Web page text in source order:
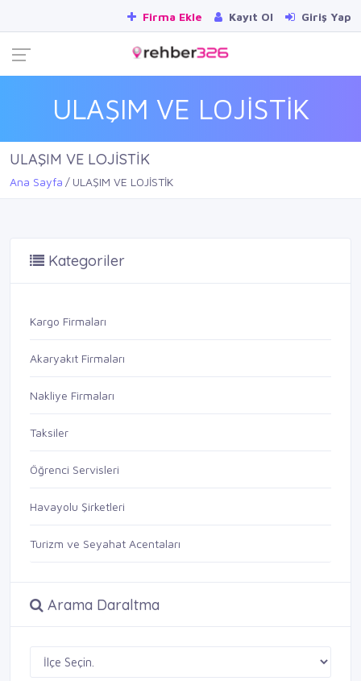
Firma Ekle Kayıt Ol Giriş Yap
ULAŞIM VE LOJİSTİK
ULAŞIM VE LOJİSTİK
Ana Sayfa ULAŞIM VE LOJİSTİK
Kategoriler
Kargo Firmaları
Akaryakıt Firmaları
Nakliye Firmaları
Taksiler
Öğrenci Servisleri
Havayolu Şirketleri
Turizm ve Seyahat Acentaları
Arama Daraltma